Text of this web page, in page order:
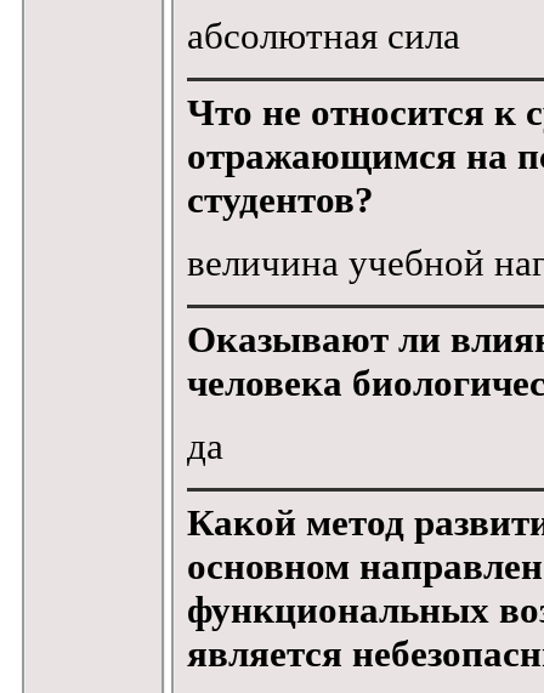
абсолютная сила
Что не относится к
отражающимся на
студентов?
величина учебной
Оказывают ли
человека
да
Какой метод
основном
функциональных
является